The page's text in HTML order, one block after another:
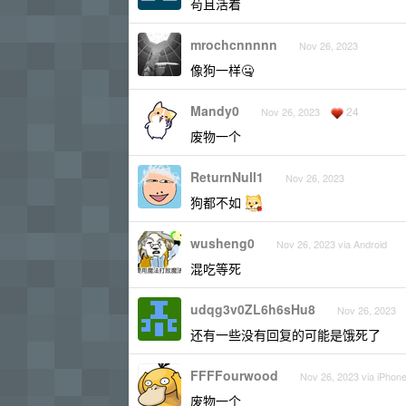
苟且活着
mrochcnnnnn Nov 26, 2023
像狗一样🤐
Mandy0 Nov 26, 2023 24
废物一个
ReturnNull1 Nov 26, 2023
狗都不如
wusheng0 Nov 26, 2023 via Android
混吃等死
udqg3v0ZL6h6sHu8 Nov 26, 2023
还有一些没有回复的可能是饿死了
FFFFourwood Nov 26, 2023 via iPhone
废物一个